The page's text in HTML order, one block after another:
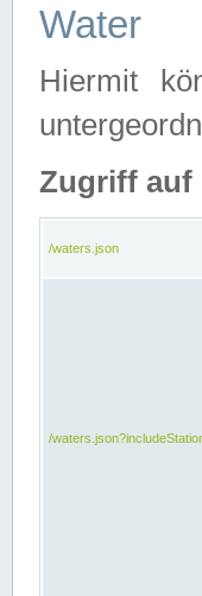
Water
Hiermit
Zugriff auf
/waters.json
/